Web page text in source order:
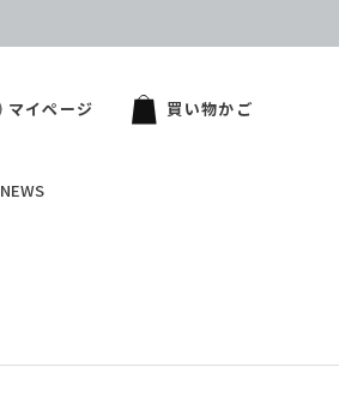
マイページ 買い物かご
NEWS